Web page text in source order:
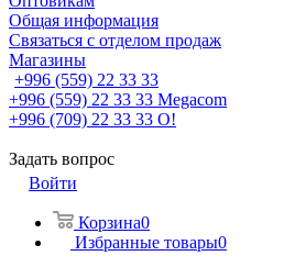
Общая информация
Связаться с отделом продаж
Магазины
+996 (559) 22 33 33
+996 (559) 22 33 33 Megacom
+996 (709) 22 33 33 O!
Задать вопрос
Войти
Корзина0
Избранные товары0